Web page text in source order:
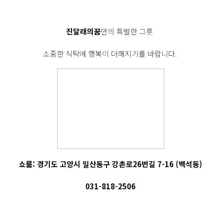
진달래의꿈만의 특별한 그릇
소중한 식탁에 행복이 더해지기를 바랍니다.
쇼룸: 경기도 고양시 일산동구 강촌로26번길 7-16 (백석동)
031-818-2506